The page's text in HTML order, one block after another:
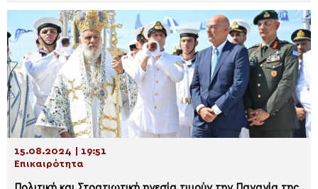
15.08.2024 | 19:51
Επικαιρότητα